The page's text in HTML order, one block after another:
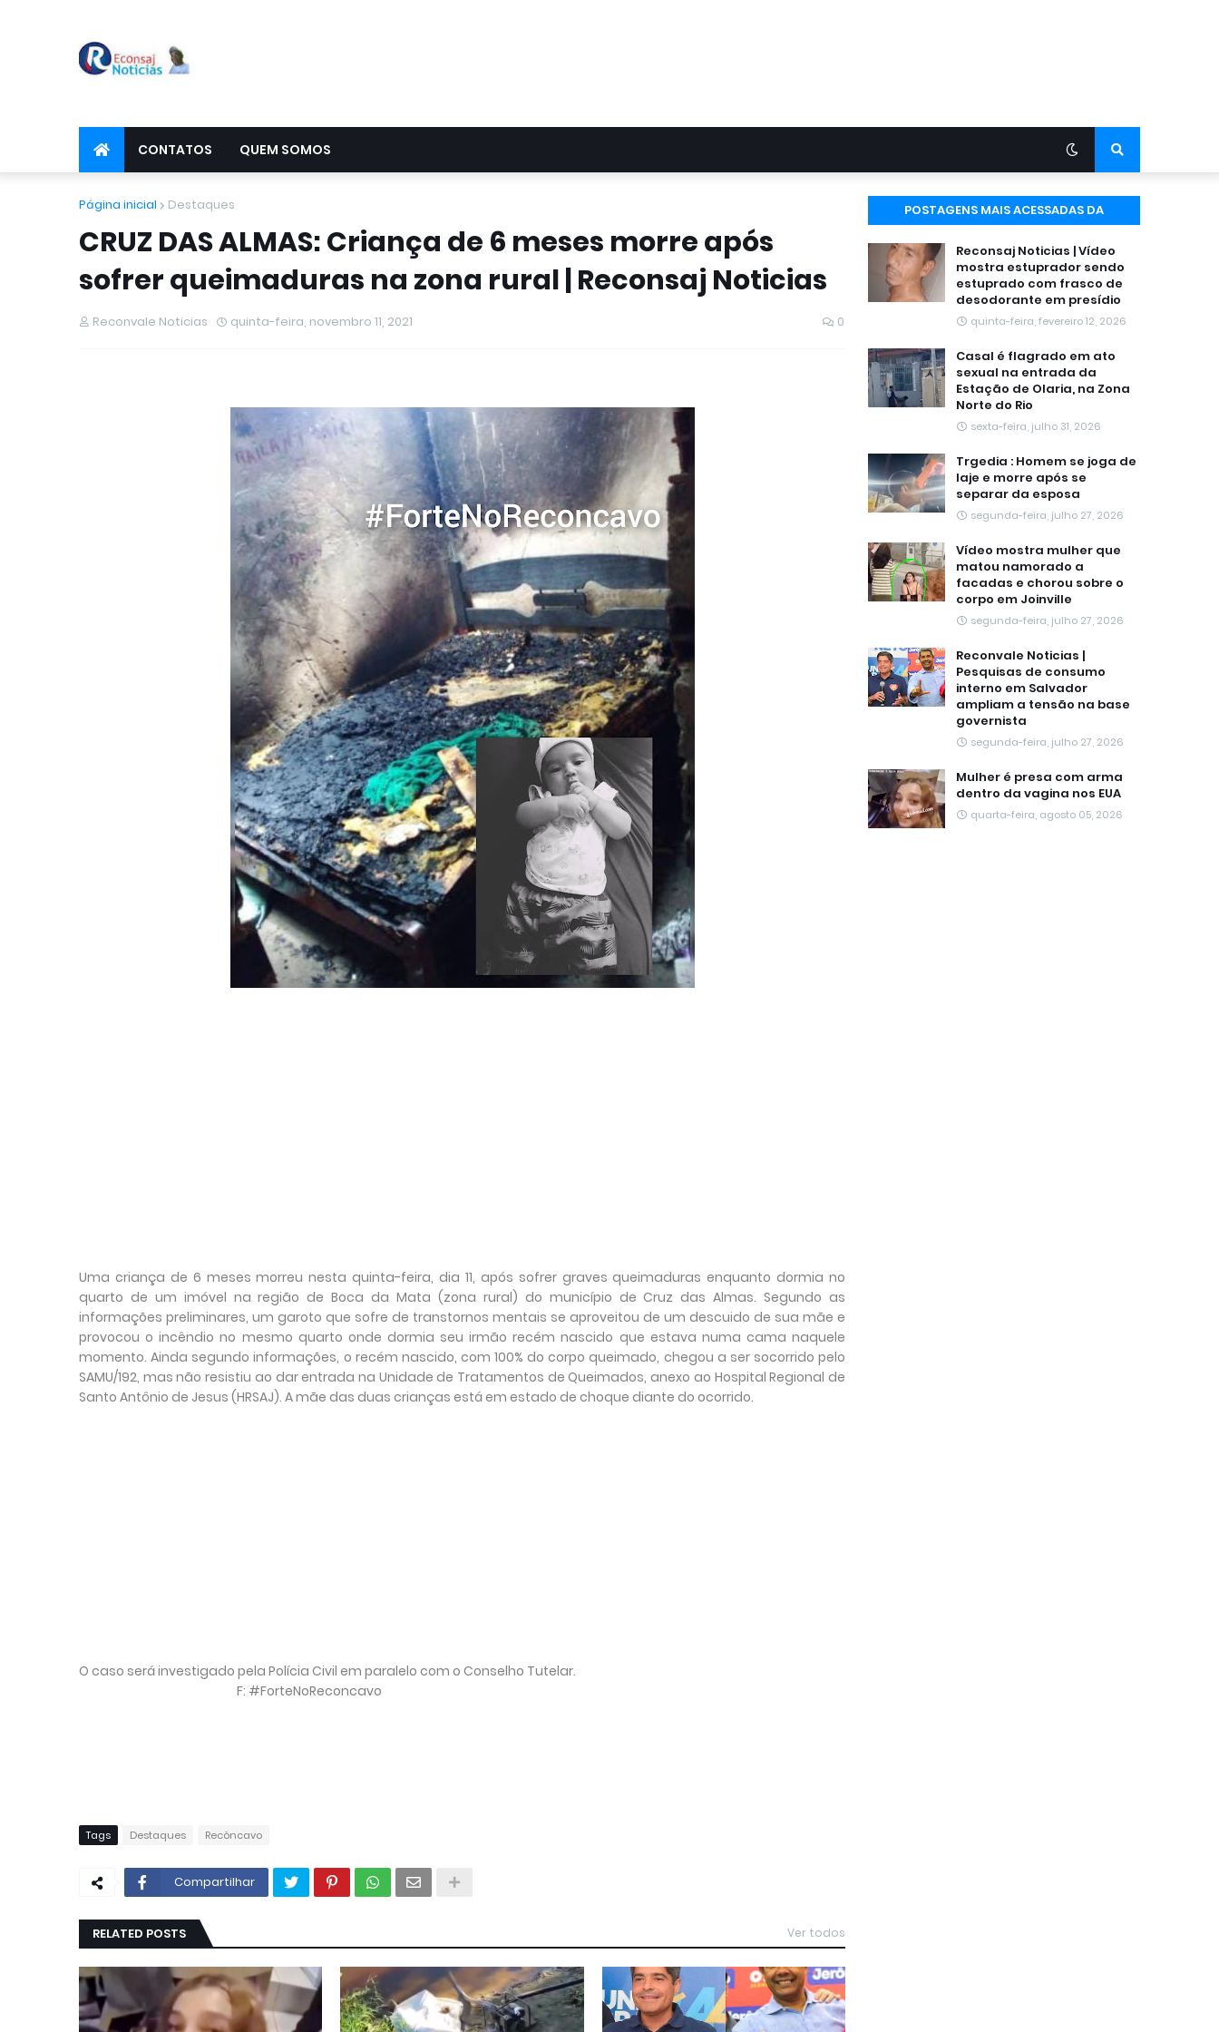
CONTATOS QUEM SOMOS
Página inicial Destaques
CRUZ DAS ALMAS: Criança de 6 meses morre após
sofrer queimaduras na zona rural | Reconsaj Noticias
Reconvale Noticias quinta-feira, novembro 11, 2021 0
Uma criança de 6 meses morreu nesta quinta-feira, dia 11, após sofrer graves queimaduras enquanto dormia no
quarto de um imóvel na região de Boca da Mata (zona rural) do município de Cruz das Almas. Segundo as
informações preliminares, um garoto que sofre de transtornos mentais se aproveitou de um descuido de sua mãe e
provocou o incêndio no mesmo quarto onde dormia seu irmão recém nascido que estava numa cama naquele
momento. Ainda segundo informações, o recém nascido, com 100% do corpo queimado, chegou a ser socorrido pelo
SAMU/192, mas não resistiu ao dar entrada na Unidade de Tratamentos de Queimados, anexo ao Hospital Regional de
Santo Antônio de Jesus (HRSAJ). A mãe das duas crianças está em estado de choque diante do ocorrido.
O caso será investigado pela Polícia Civil em paralelo com o Conselho Tutelar.
F: #ForteNoReconcavo
Tags Destaques Recôncavo
Compartilhar
RELATED POSTS Ver todos
POSTAGENS MAIS ACESSADAS DA
Reconsaj Noticias | Vídeo
mostra estuprador sendo
estuprado com frasco de
desodorante em presídio
quinta-feira, fevereiro 12, 2026
Casal é flagrado em ato
sexual na entrada da
Estação de Olaria, na Zona
Norte do Rio
sexta-feira, julho 31, 2026
Trgedia : Homem se joga de
laje e morre após se
separar da esposa
segunda-feira, julho 27, 2026
Vídeo mostra mulher que
matou namorado a
facadas e chorou sobre o
corpo em Joinville
segunda-feira, julho 27, 2026
Reconvale Noticias |
Pesquisas de consumo
interno em Salvador
ampliam a tensão na base
governista
segunda-feira, julho 27, 2026
Mulher é presa com arma
dentro da vagina nos EUA
quarta-feira, agosto 05, 2026